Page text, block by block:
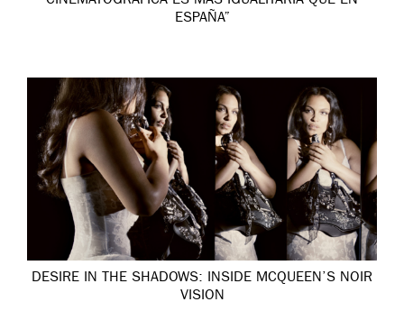
ESPAÑA”
DESIRE IN THE SHADOWS: INSIDE MCQUEEN’S NOIR
VISION